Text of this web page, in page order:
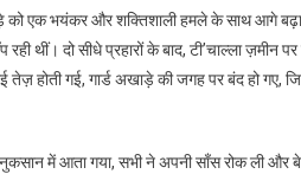
को एक भयंकर और शक्तिशाली हमले के साथ आगे
थीं। दो सीधे प्रहारों के बाद, टी’चाल्ला
होती गई, गार्ड अखाड़े की जगह पर बंद हो गए,
में आता गया, सभी ने अपनी साँस रोक ली और